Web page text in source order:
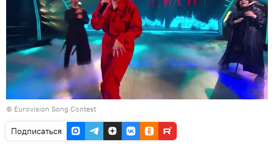
© Eurovision Song Contest
Подписаться